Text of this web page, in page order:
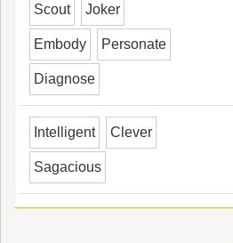
Scout Joker
Embody Personate
Diagnose
Intelligent Clever
Sagacious